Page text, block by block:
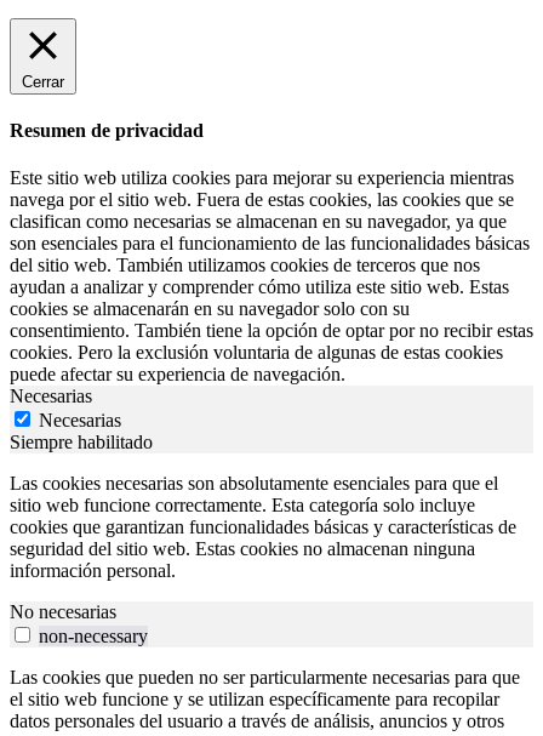
Cerrar
Resumen de privacidad
Este sitio web utiliza cookies para mejorar su experiencia mientras
navega por el sitio web. Fuera de estas cookies, las cookies que se
clasifican como necesarias se almacenan en su navegador, ya que
son esenciales para el funcionamiento de las funcionalidades básicas
del sitio web. También utilizamos cookies de terceros que nos
ayudan a analizar y comprender cómo utiliza este sitio web. Estas
cookies se almacenarán en su navegador solo con su
consentimiento. También tiene la opción de optar por no recibir estas
cookies. Pero la exclusión voluntaria de algunas de estas cookies
puede afectar su experiencia de navegación.
Necesarias
Necesarias
Siempre habilitado
Las cookies necesarias son absolutamente esenciales para que el
sitio web funcione correctamente. Esta categoría solo incluye
cookies que garantizan funcionalidades básicas y características de
seguridad del sitio web. Estas cookies no almacenan ninguna
información personal.
No necesarias
non-necessary
Las cookies que pueden no ser particularmente necesarias para que
el sitio web funcione y se utilizan específicamente para recopilar
datos personales del usuario a través de análisis, anuncios y otros